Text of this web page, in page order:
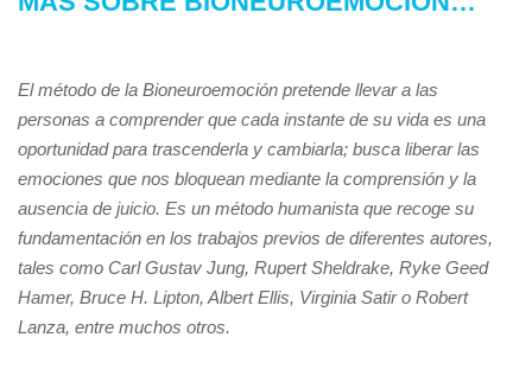
El método de la Bioneuroemoción pretende llevar a las
personas a comprender que cada instante de su vida es una
oportunidad para trascenderla y cambiarla; busca liberar las
emociones que nos bloquean mediante la comprensión y la
ausencia de juicio. Es un método humanista que recoge su
fundamentación en los trabajos previos de diferentes autores,
tales como Carl Gustav Jung, Rupert Sheldrake, Ryke Geed
Hamer, Bruce H. Lipton, Albert Ellis, Virginia Satir o Robert
Lanza, entre muchos otros.